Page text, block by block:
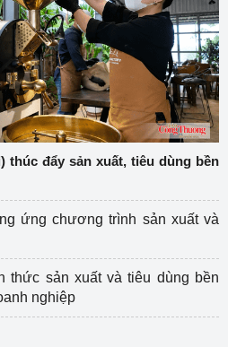
thúc đẩy sản xuất, tiêu dùng bền
ứng chương trình sản xuất và
thức sản xuất và tiêu dùng bền
nghiệp